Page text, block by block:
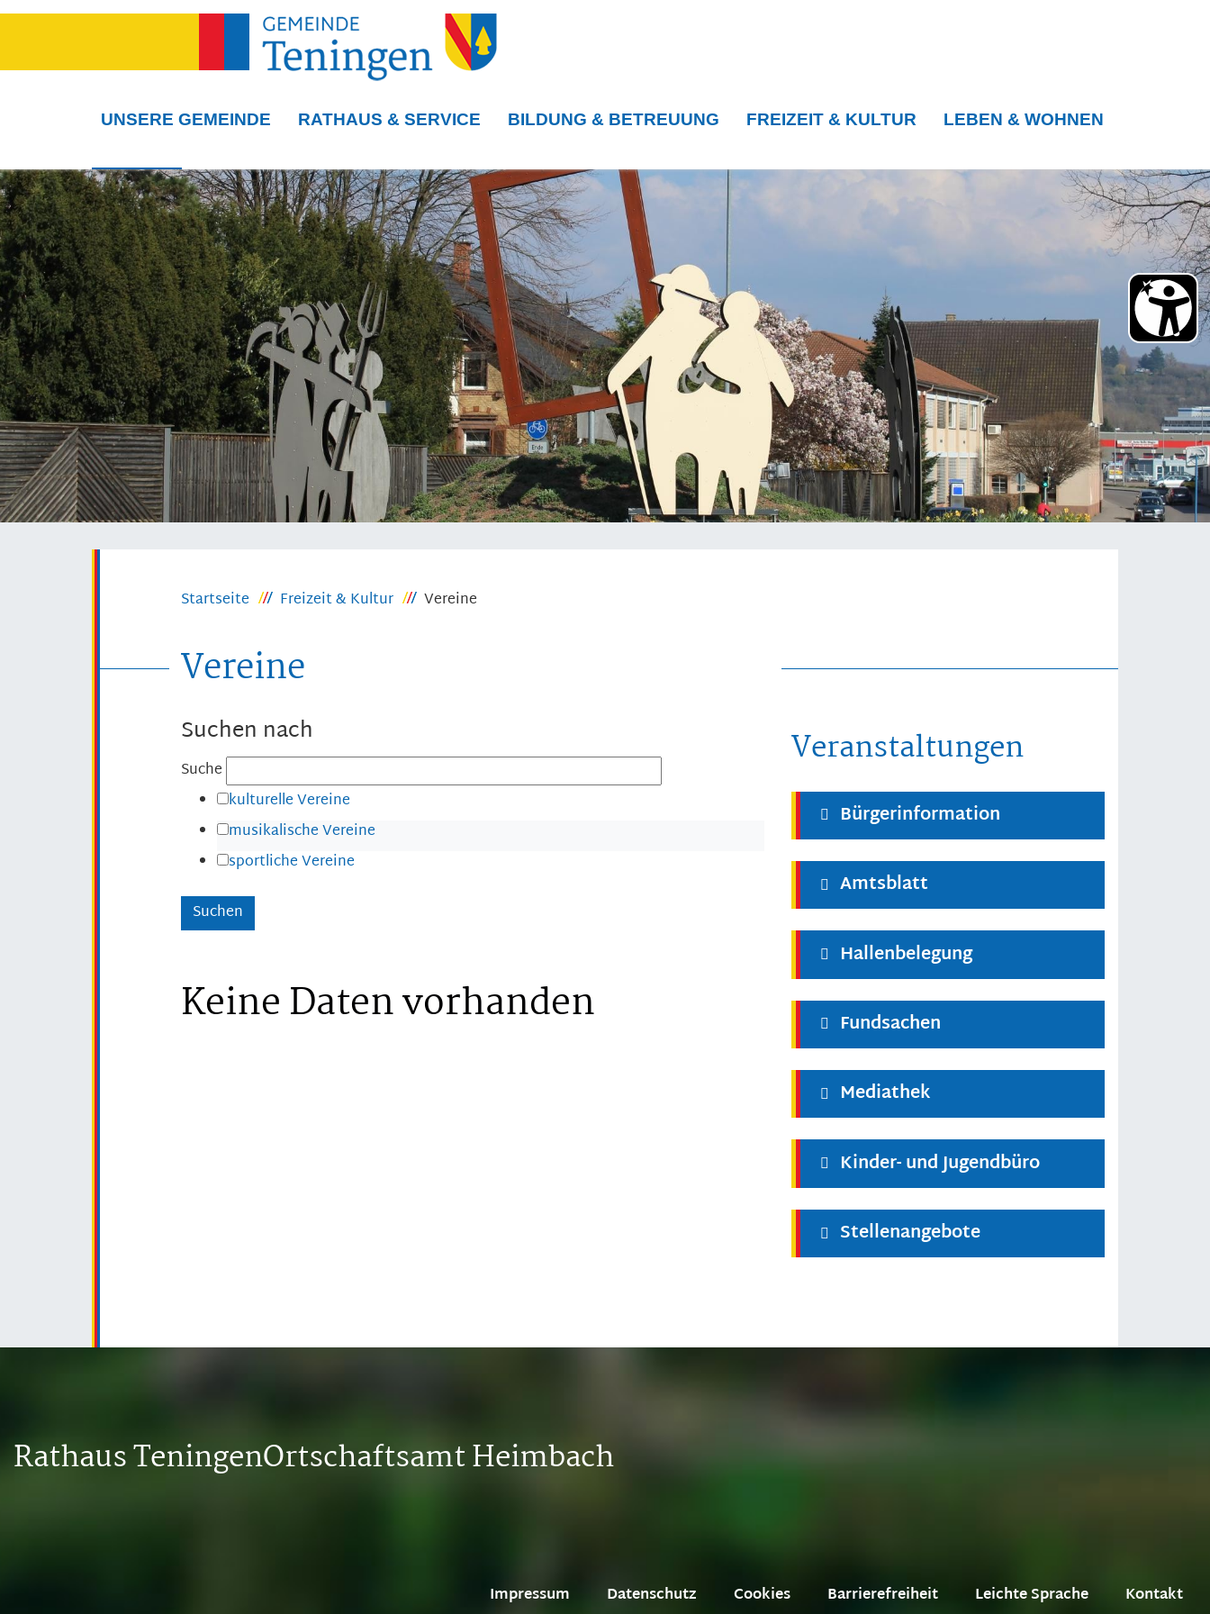
UNSERE GEMEINDE RATHAUS & SERVICE BILDUNG & BETREUUNG FREIZEIT & KULTUR LEBEN & WOHNEN
Startseite Freizeit & Kultur Vereine
Vereine
Suchen nach
Suche
kulturelle Vereine
musikalische Vereine
sportliche Vereine
Keine Daten vorhanden
Veranstaltungen
Bürgerinformation
Amtsblatt
Hallenbelegung
Fundsachen
Mediathek
Kinder- und Jugendbüro
Stellenangebote
Rathaus TeningenOrtschaftsamt Heimbach
Impressum Datenschutz Cookies Barrierefreiheit Leichte Sprache Kontakt